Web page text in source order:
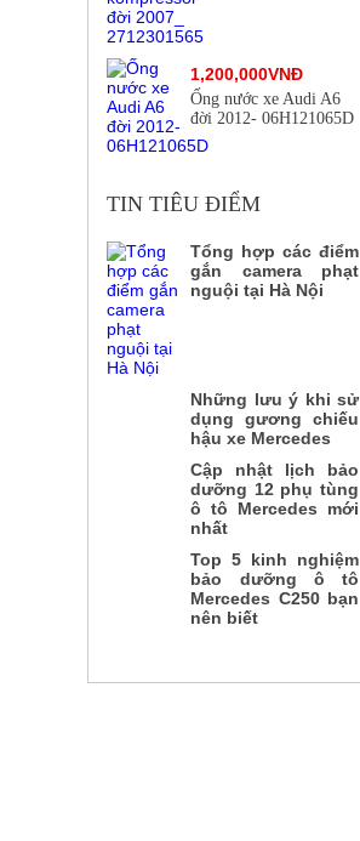
1,200,000VNĐ
Ống nước xe Audi A6
đời 2012- 06H121065D
TIN TIÊU ĐIỂM
Tổng hợp các điểm
gắn camera phạt
nguội tại Hà Nội
Những lưu ý khi sử
dụng gương chiếu
hậu xe Mercedes
Cập nhật lịch bảo
dưỡng 12 phụ tùng
ô tô Mercedes mới
nhất
Top 5 kinh nghiệm
bảo dưỡng ô tô
Mercedes C250 bạn
nên biết